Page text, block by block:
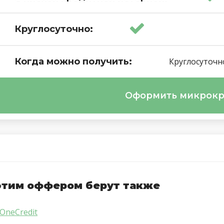
Круглосуточно:
Когда можно получить:
Оформить
оффером берут также
OneCredit